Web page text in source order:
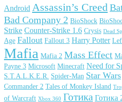
Android Assassin’s Creed
Bad Company 2 BioShock
Strike Counter-Strike 1.6 Crysis Dead
Age Fallout Fallout 3 Harry Potter
Mafia Mafia 2 Mass Effect
Payne 3 Microsoft Minecraft Need for
S.T.A.L.K.E.R. Spider-Man Star Wars
Commander 2 Tales of Monkey Island
of Warcraft Xbox 360 Готика Готика